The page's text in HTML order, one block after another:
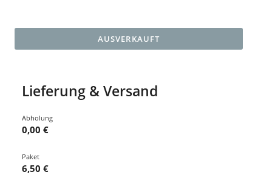
AUSVERKAUFT
Lieferung & Versand
Abholung
0,00 €
Paket
6,50 €